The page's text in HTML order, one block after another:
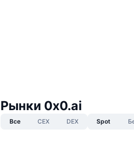
Рынки 0x0.ai
Все CEX DEX Spot